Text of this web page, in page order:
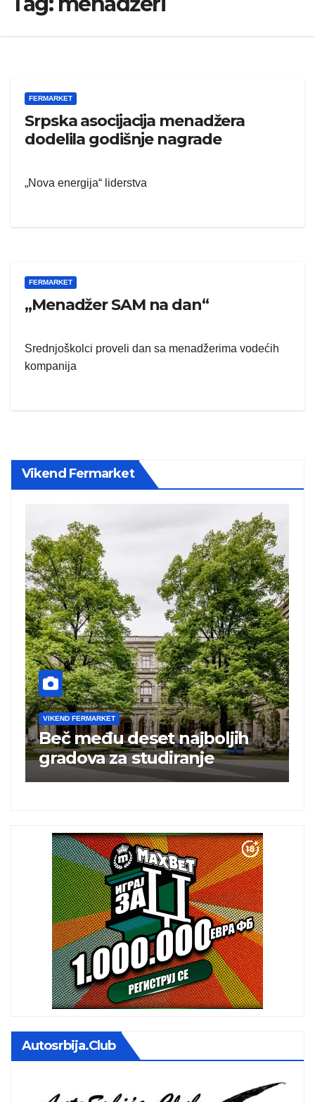
FERMARKET
Srpska asocijacija menadžera
dodelila godišnje nagrade
„Nova energija“ liderstva
FERMARKET
„Menadžer SAM na dan“
Srednjoškolci proveli dan sa menadžerima vodećih
kompanija
Vikend Fermarket
VIKEND FERMARKET
Beč među deset najboljih
gradova za studiranje
Autosrbija.club